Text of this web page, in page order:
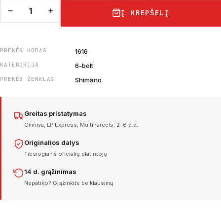
Į KREPŠELĮ
PREKĖS KODAS 1616
KATEGORIJA 6-bolt
PREKĖS ŽENKLAS Shimano
Greitas pristatymas
Omniva, LP Express, MultiParcels. 2–6 d.d.
Originalios dalys
Tiesiogiai iš oficialių platintojų
14 d. grąžinimas
Nepatiko? Grąžinkite be klausimų